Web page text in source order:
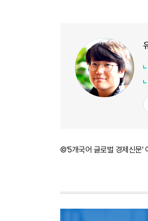
©'5개국어 글로벌 경제신문'